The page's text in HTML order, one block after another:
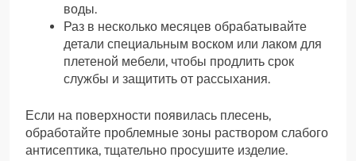
воды.
Раз в несколько месяцев обрабатывайте
детали специальным воском или лаком для
плетеной мебели, чтобы продлить срок
службы и защитить от рассыхания.
Если на поверхности появилась плесень,
обработайте проблемные зоны раствором слабого
антисептика, тщательно просушите изделие.